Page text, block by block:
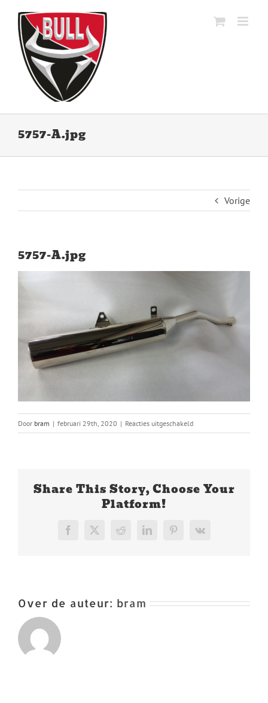
inhoud
5757-A.jpg
Vorige
5757-A.jpg
Door bram | februari 29th, 2020 | Reacties uitgeschakeldvoor
5757-
Share This Story, Choose Your
Platform!
Facebook
X RedditLinkedInPinterest
Vk
Over de auteur: bram